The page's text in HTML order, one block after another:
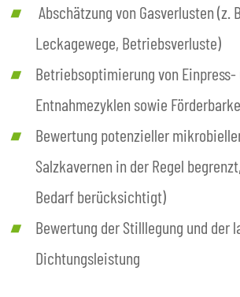
Abschätzung von Gasverlusten (z.
Leckagewege, Betriebsverluste)
Betriebsoptimierung von Einpress-
Entnahmezyklen sowie
Bewertung potenzieller
Salzkavernen in der Regel
Bedarf berücksichtigt)
Bewertung der Stilllegung und der
Dichtungsleistung